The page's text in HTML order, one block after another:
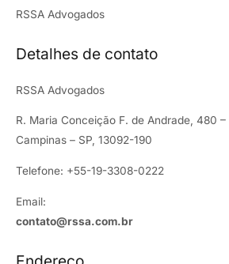
RSSA Advogados
Detalhes de contato
RSSA Advogados
R. Maria Conceição F. de Andrade, 480
Campinas – SP, 13092-190
Telefone: +55-19-3308-0222
Email:
contato@rssa.com.br